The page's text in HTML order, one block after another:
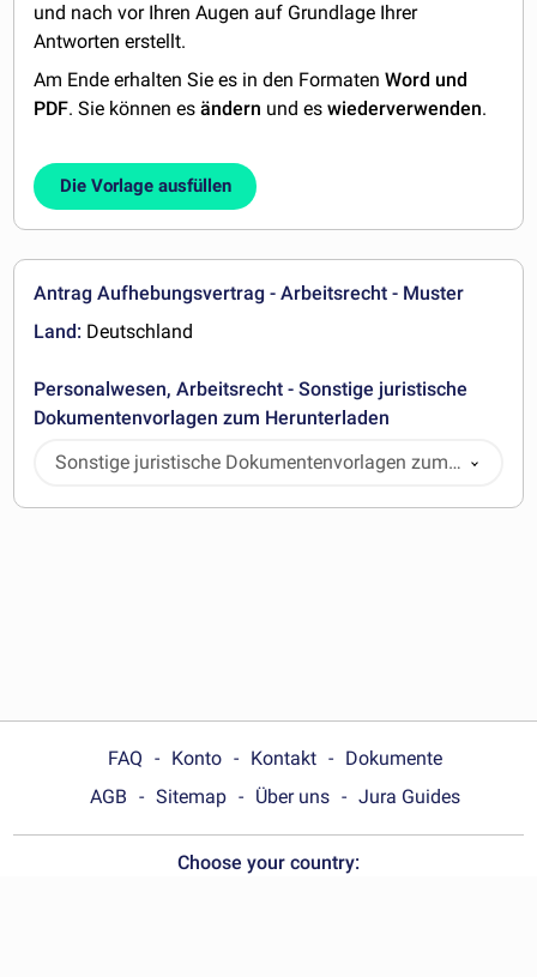
und nach vor Ihren Augen auf Grundlage Ihrer
Antworten erstellt.
Am Ende erhalten Sie es in den FormatenWord und
PDF. Sie können esändern und eswiederverwenden.
Die Vorlage ausfüllen
Antrag Aufhebungsvertrag - Arbeitsrecht - Muster
Land: Deutschland
Personalwesen, Arbeitsrecht - Sonstige juristische
Dokumentenvorlagen zum Herunterladen
Sonstige juristische Dokumentenvorlagen zum
Herunterladen
FAQ Konto Kontakt
Dokumente
AGB
Sitemap Über uns Jura Guides
Choose your country: